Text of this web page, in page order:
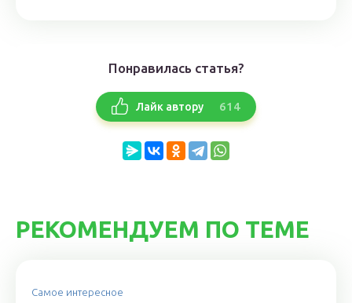
Понравилась статья?
Лайк автору 614
РЕКОМЕНДУЕМ ПО ТЕМЕ
Самое интересное